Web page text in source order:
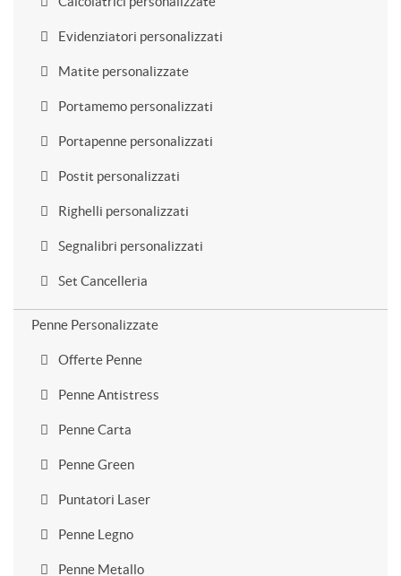
Evidenziatori personalizzati
Matite personalizzate
Portamemo personalizzati
Portapenne personalizzati
Postit personalizzati
Righelli personalizzati
Segnalibri personalizzati
Set Cancelleria
Penne Personalizzate
Offerte Penne
Penne Antistress
Penne Carta
Penne Green
Puntatori Laser
Penne Legno
Penne Metallo